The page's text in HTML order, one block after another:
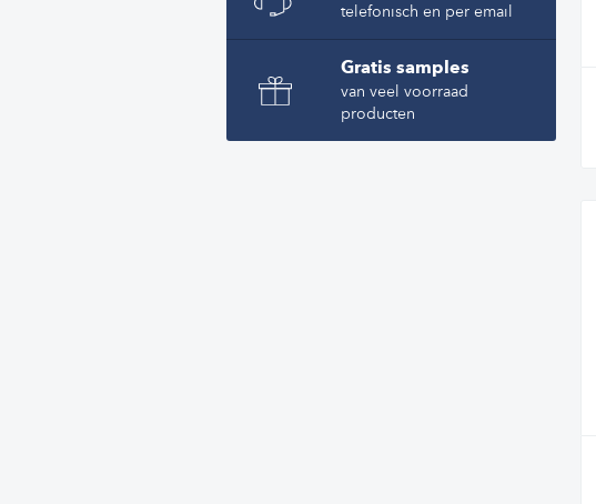
telefonisch en per email
Gratis samples
van veel voorraad
producten